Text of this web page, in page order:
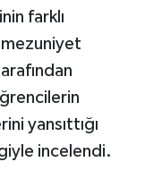
farklı
yansıttığı
incelendi.